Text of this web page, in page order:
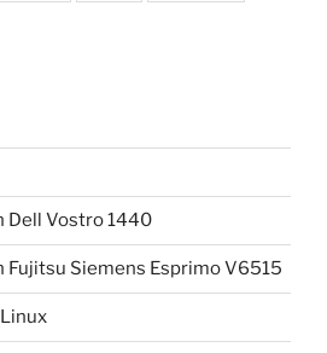
Dell Vostro 1440
Fujitsu Siemens Esprimo V6515